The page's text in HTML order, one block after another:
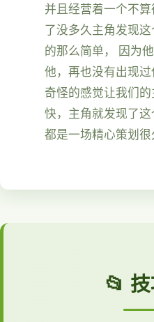
并且经营着一个不
了没多久主角发现
的那么简单， 因为
他，再也没有出现
奇怪的感觉让我们
快，主角就发现了
都是一场精心策划
📂